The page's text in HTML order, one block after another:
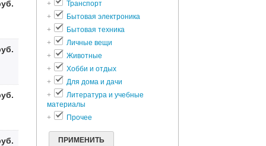
+
Транспорт
+
Бытовая электроника
+
Бытовая техника
+
Личные вещи
+
Животные
+
Хобби и отдых
+
Для дома и дачи
+
Литература и учебные
материалы
+
Прочее
ПРИМЕНИТЬ